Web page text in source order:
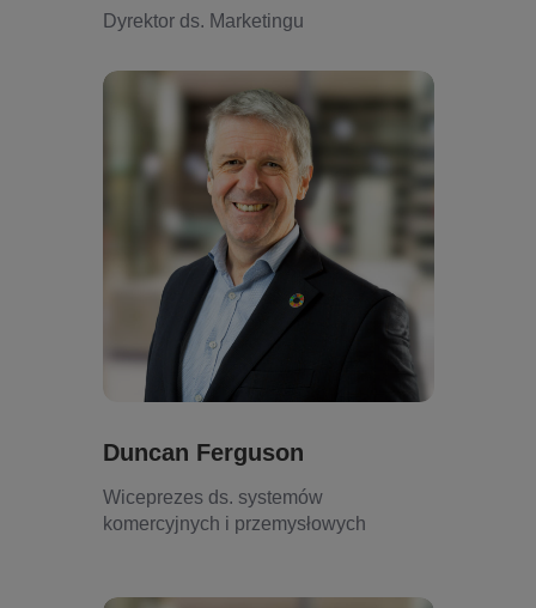
Dyrektor ds. Marketingu
Duncan Ferguson
Wiceprezes ds. systemów
komercyjnych i przemysłowych